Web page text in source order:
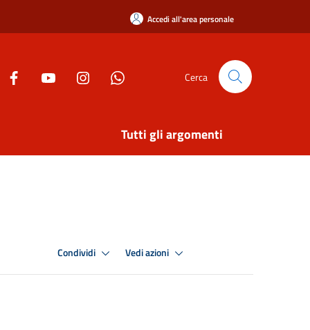
Accedi all'area personale
Cerca
Tutti gli argomenti
Condividi Vedi azioni